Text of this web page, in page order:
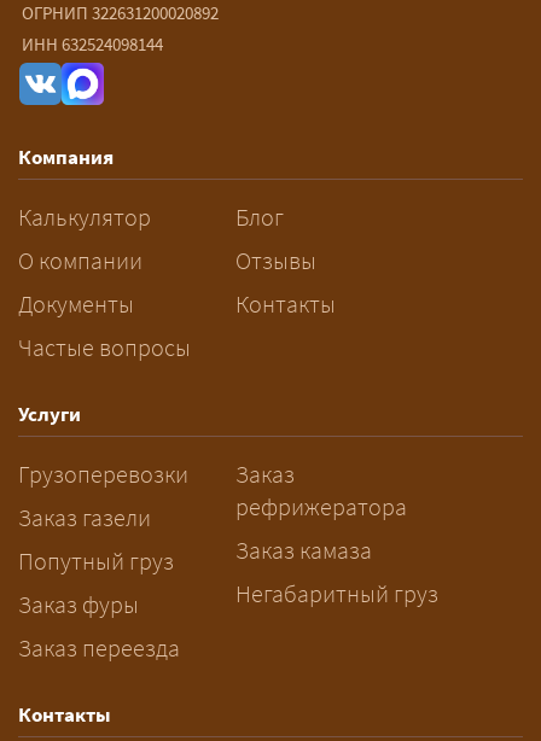
— От 90 ₽/км. Точная стоимость
рассчитывается индивидуально:
влияют габариты и вес груза,
разрешений и машин
сопровождения.
За сколько дней заказывать
перевозку негабарита?
— Заранее: только оформление
рабочих дней. Оставьте заявку
заблаговременно — логист
рассчитает маршрут и запустит
подготовку документов.
ОГРНИП 322631200020892
ИНН 632524098144
Компания
Калькулятор
О компании
Документы
Частые вопросы
Блог
Отзывы
Контакты
Услуги
Грузоперевозки
Заказ газели
Попутный груз
Заказ фуры
Заказ переезда
Заказ
рефрижератора
Заказ камаза
Негабаритный груз
Контакты